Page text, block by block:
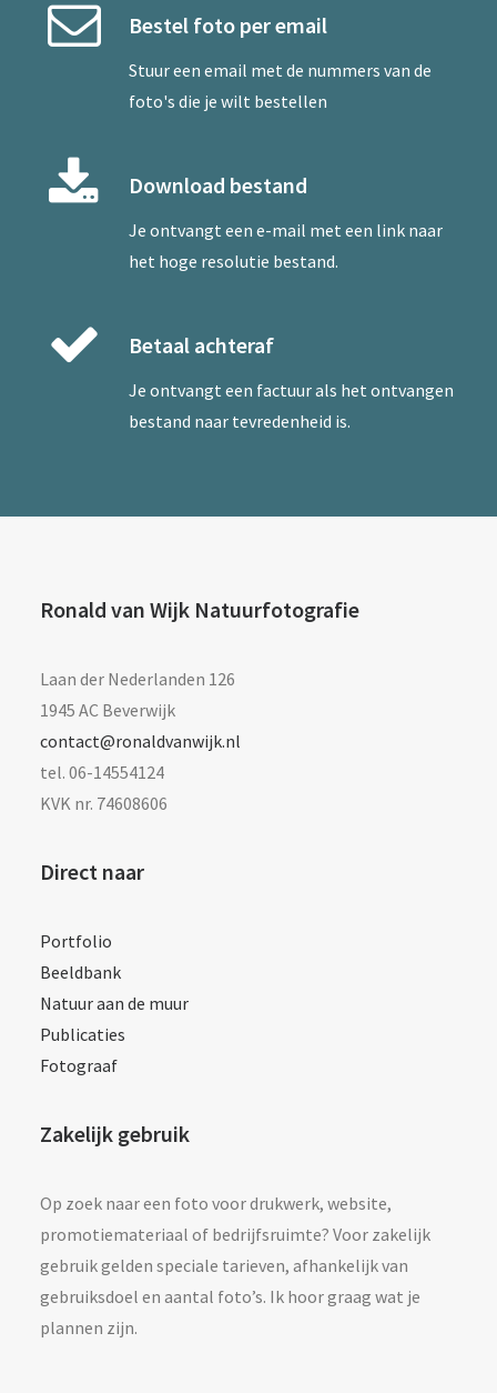
Bestel foto per email
Stuur een email met de nummers van de
foto's die je wilt bestellen
Download bestand
Je ontvangt een e-mail met een link naar
het hoge resolutie bestand.
Betaal achteraf
Je ontvangt een factuur als het ontvangen
bestand naar tevredenheid is.
Ronald van Wijk Natuurfotografie
Laan der Nederlanden 126
1945 AC Beverwijk
contact@ronaldvanwijk.nl
tel. 06-14554124
KVK nr. 74608606
Direct naar
Portfolio
Beeldbank
Natuur aan de muur
Publicaties
Fotograaf
Zakelijk gebruik
Op zoek naar een foto voor drukwerk, website,
promotiemateriaal of bedrijfsruimte? Voor zakelijk
gebruik gelden speciale tarieven, afhankelijk van
gebruiksdoel en aantal foto’s. Ik hoor graag wat je
plannen zijn.